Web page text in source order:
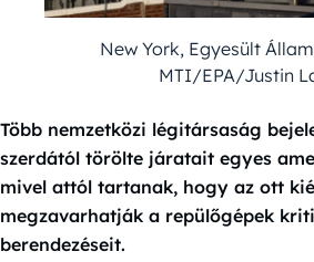
New York, Egyesült
MTI/EPA/Justin
Több nemzetközi légitársaság
szerdától törölte járatait egyes
mivel attól tartanak, hogy az ott
megzavarhatják a repülőgépek
berendezéseit.